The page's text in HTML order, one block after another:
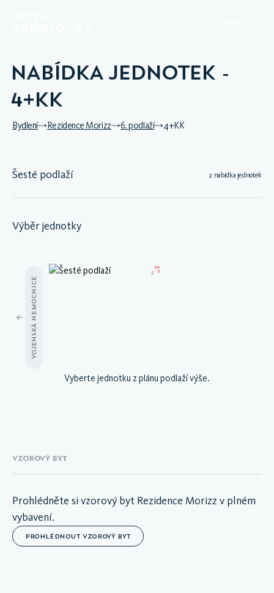
NABÍDKA JEDNOTEK -
4+KK
Bydlení Rezidence Morizz 6. podlaží 4+KK
Šesté podlaží 2 nabídka jednotek
Výběr jednotky
VOJENSKÁ NEMOCNICE
Vyberte jednotku z plánu podlaží výše.
VZOROVÝ BYT
Prohlédněte si vzorový byt Rezidence Morizz v plném
vybavení.
PROHLÉDNOUT VZOROVÝ BYT